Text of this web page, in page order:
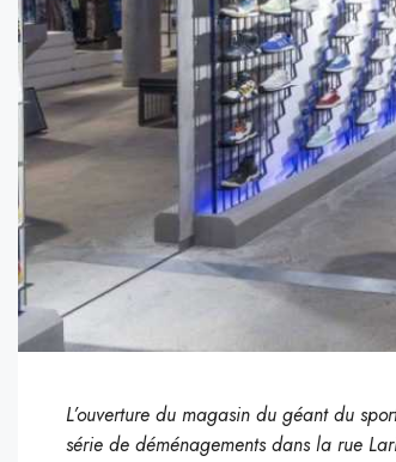
L’ouverture du magasin du géant du
série de déménagements dans la rue